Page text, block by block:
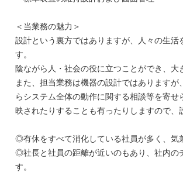
＜当業務の魅力＞
設計という裏方ではありますが、人々の生
す。
陰ながら人・社会の役に立つことができ、大
また、担当業務は機器の設計ではあります
らシステム全体の動作に関する相談等を寄
映されたりすることも有ったりしますので、
◎有休をすべて消化している社員が多く、気
◎社長と社員の距離が近いのもあり、社内の
す。